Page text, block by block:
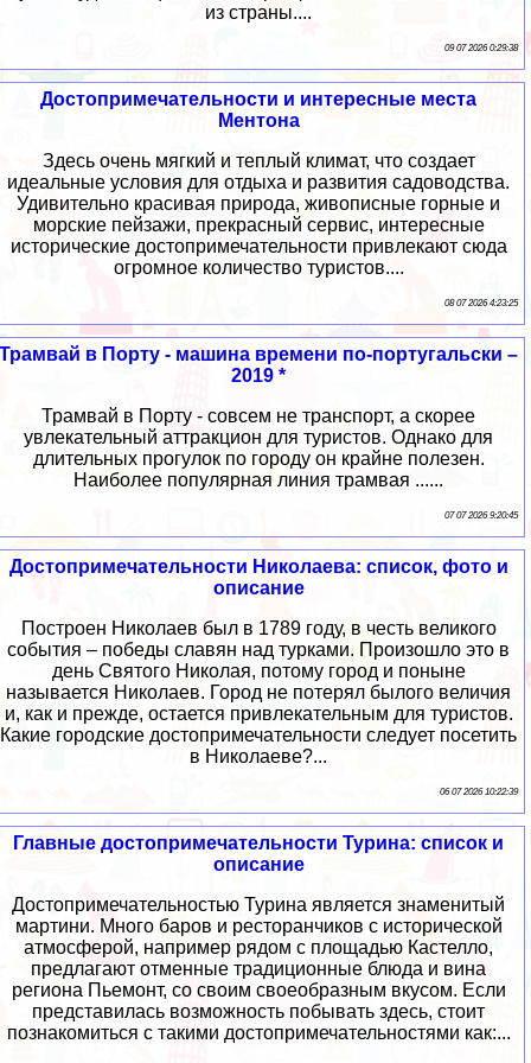
из страны....
09 07 2026 0:29:38
Достопримечательности и интересные места
Ментона
Здесь очень мягкий и теплый климат, что создает
идеальные условия для отдыха и развития садоводства.
Удивительно красивая природа, живописные горные и
морские пейзажи, прекрасный сервис, интересные
исторические достопримечательности привлекают сюда
огромное количество туристов....
08 07 2026 4:23:25
Трамвай в Порту - машина времени по-португальски –
2019 *
Трамвай в Порту - совсем не транспорт, а скорее
увлекательный аттракцион для туристов. Однако для
длительных прогулок по городу он крайне полезен.
Наиболее популярная линия трамвая ......
07 07 2026 9:20:45
Достопримечательности Николаева: список, фото и
описание
Построен Николаев был в 1789 году, в честь великого
события – победы славян над турками. Произошло это в
день Святого Николая, потому город и поныне
называется Николаев. Город не потерял былого величия
и, как и прежде, остается привлекательным для туристов.
Какие городские достопримечательности следует посетить
в Николаеве?...
06 07 2026 10:22:39
Главные достопримечательности Турина: список и
описание
Достопримечательностью Турина является знаменитый
мартини. Много баров и ресторанчиков с исторической
атмосферой, например рядом с площадью Кастелло,
предлагают отменные традиционные блюда и вина
региона Пьемонт, со своим своеобразным вкусом. Если
представилась возможность побывать здесь, стоит
познакомиться с такими достопримечательностями как:...